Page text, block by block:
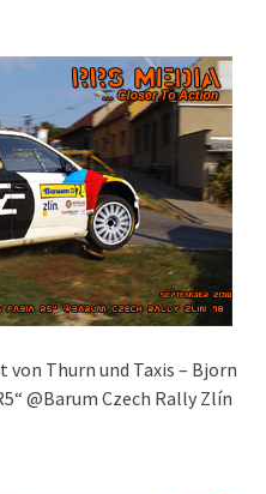
Thurn und Taxis – Bjorn
@Barum Czech Rally Zlín